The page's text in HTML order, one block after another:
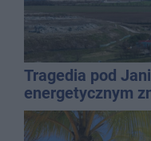
Tragedia pod
energetycznym
mężczyzny